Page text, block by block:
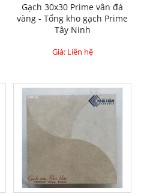
Gạch 30x30 Prime vân đá
vàng - Tổng kho gạch Prime
Tây Ninh
Giá: Liên hệ